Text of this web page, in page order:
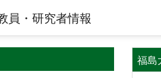
員・研究者情報
福島